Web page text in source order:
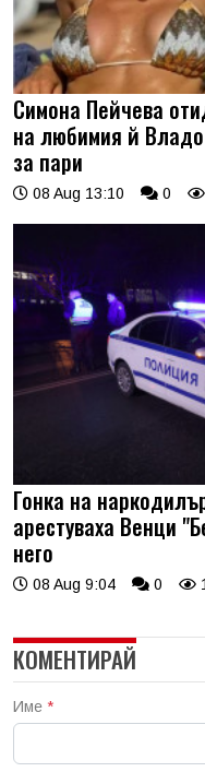
Симона Пейчева
на любимия й Владо
за пари
08 Aug 13:10 0
Гонка на
арестуваха Венци
него
08 Aug 9:04 0
КОМЕНТИРАЙ
Име *